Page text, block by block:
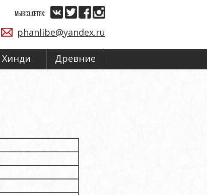
МЫ В СОЦСЕТЯХ:
phanlibe@yandex.ru
Хинди Древние